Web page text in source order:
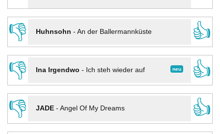
👎
Huhnsohn - An der Ballermannküste
👍
👎
neu
Ina Irgendwo - Ich steh wieder auf
👍
👎
JADE- Angel Of My Dreams
👍